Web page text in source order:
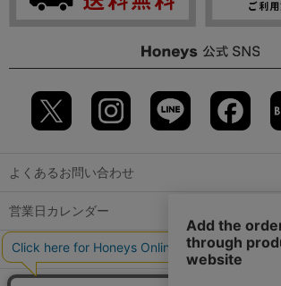
よくあるお問い合わせ
営業日カレンダー
店舗検索